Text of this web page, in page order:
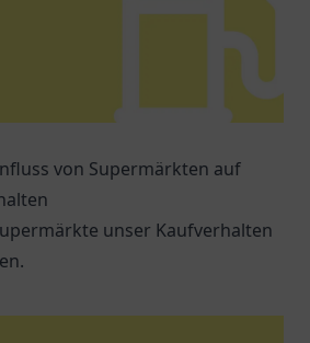
von Supermärkten auf
unser Kaufverhalten